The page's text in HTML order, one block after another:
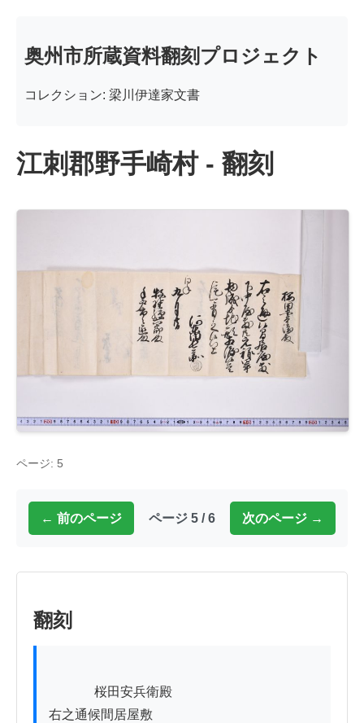
奥州市所蔵資料翻刻プロジェクト
コレクション: 梁川伊達家文書
江刺郡野手崎村 - 翻刻
ページ: 5
← 前のページ ページ 5 / 6 次のページ →
翻刻
右之通候間居屋敷